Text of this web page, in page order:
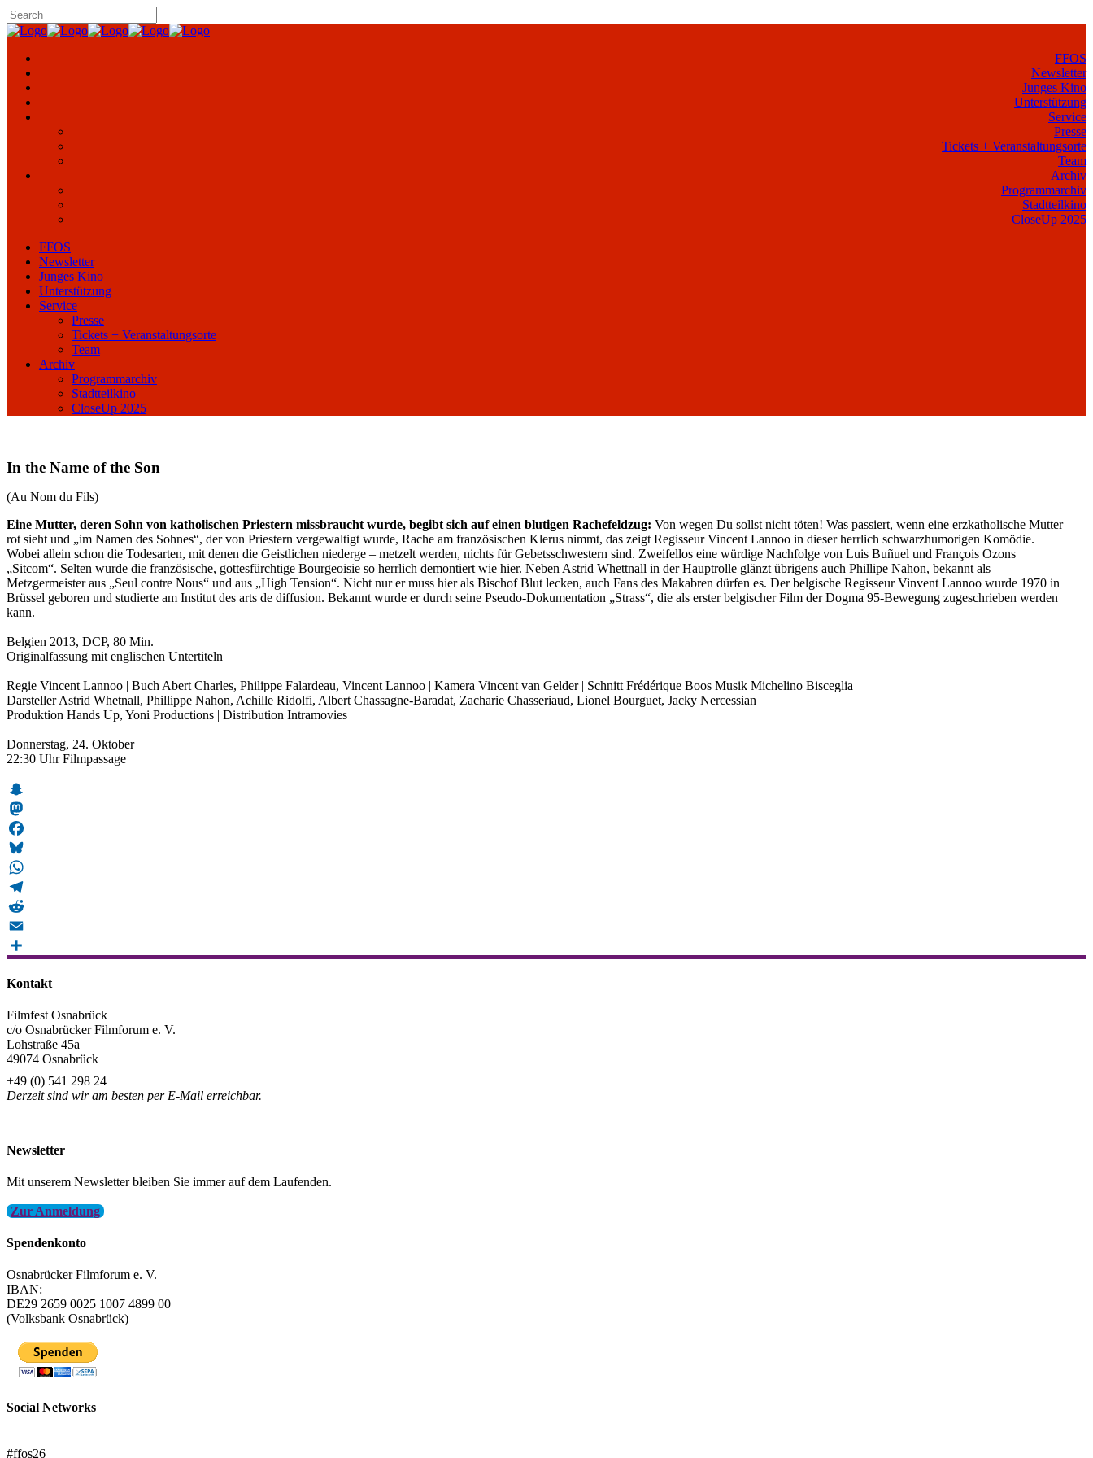
FFOS
Newsletter
Junges Kino
Unterstützung
Service
Presse
Tickets + Veranstaltungsorte
Team
Archiv
Programmarchiv
Stadtteilkino
CloseUp 2025
FFOS
Newsletter
Junges Kino
Unterstützung
Service
Presse
Tickets + Veranstaltungsorte
Team
Archiv
Programmarchiv
Stadtteilkino
CloseUp 2025
In the Name of the Son
(Au Nom du Fils)
Eine Mutter, deren Sohn von katholischen Priestern missbraucht wurde, begibt sich auf einen blutigen Rachefeldzug: Von wegen Du sollst nicht töten! Was passiert, wenn eine erzkatholische Mutter
rot sieht und „im Namen des Sohnes“, der von Priestern vergewaltigt wurde, Rache am französischen Klerus nimmt, das zeigt Regisseur Vincent Lannoo in dieser herrlich schwarzhumorigen Komödie.
Wobei allein schon die Todesarten, mit denen die Geistlichen niederge – metzelt werden, nichts für Gebetsschwestern sind. Zweifellos eine würdige Nachfolge von Luis Buñuel und François Ozons
„Sitcom“. Selten wurde die französische, gottesfürchtige Bourgeoisie so herrlich demontiert wie hier. Neben Astrid Whettnall in der Hauptrolle glänzt übrigens auch Phillipe Nahon, bekannt als
Metzgermeister aus „Seul contre Nous“ und aus „High Tension“. Nicht nur er muss hier als Bischof Blut lecken, auch Fans des Makabren dürfen es. Der belgische Regisseur Vinvent Lannoo wurde 1970 in
Brüssel geboren und studierte am Institut des arts de diffusion. Bekannt wurde er durch seine Pseudo-Dokumentation „Strass“, die als erster belgischer Film der Dogma 95-Bewegung zugeschrieben werden
kann.
Belgien 2013, DCP, 80 Min.
Originalfassung mit englischen Untertiteln
Regie Vincent Lannoo | Buch Abert Charles, Philippe Falardeau, Vincent Lannoo | Kamera Vincent van Gelder | Schnitt Frédérique Boos Musik Michelino Bisceglia
Darsteller Astrid Whetnall, Phillippe Nahon, Achille Ridolfi, Albert Chassagne-Baradat, Zacharie Chasseriaud, Lionel Bourguet, Jacky Nercessian
Produktion Hands Up, Yoni Productions | Distribution Intramovies
Donnerstag, 24. Oktober
22:30 Uhr Filmpassage
Snapchat
Mastodon
Facebook
Bluesky
WhatsApp
Telegram
Reddit
Email
Kontakt
Filmfest Osnabrück
c/o Osnabrücker Filmforum e. V.
Lohstraße 45a
49074 Osnabrück
+49 (0) 541 298 24
Derzeit sind wir am besten per E-Mail erreichbar.
Newsletter
Mit unserem Newsletter bleiben Sie immer auf dem Laufenden.
Zur Anmeldung
Spendenkonto
Osnabrücker Filmforum e. V.
IBAN:
DE29 2659 0025 1007 4899 00
(Volksbank Osnabrück)
Social Networks
#ffos26